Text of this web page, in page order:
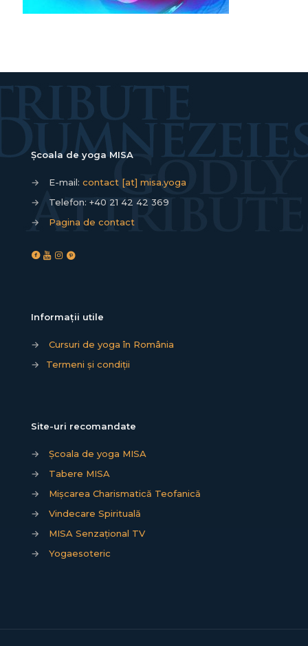
Școala de yoga MISA
→ E-mail: contact [at] misa.yoga
→
Telefon: +40 21 42 42 369
→
Pagina de contact
Informații utile
→
Cursuri de yoga în România
→
Termeni și condiții
Site-uri recomandate
→
Școala de yoga MISA
→
Tabere MISA
→
Mișcarea Charismatică Teofanică
→
Vindecare Spirituală
→
MISA Senzațional TV
→
Yogaesoteric